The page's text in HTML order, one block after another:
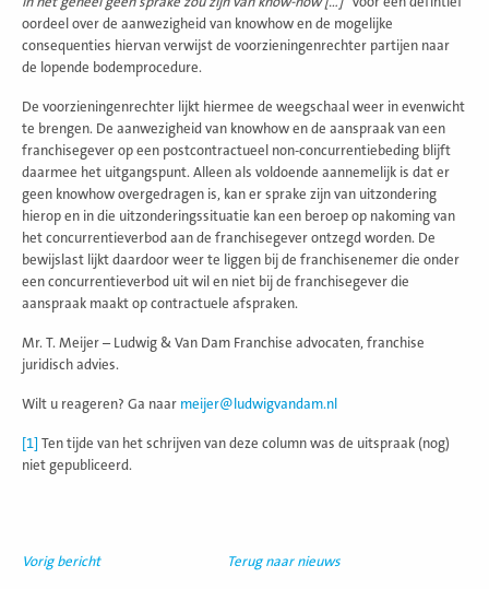
oordeel over de aanwezigheid van knowhow en de mogelijke
consequenties hiervan verwijst de voorzieningenrechter partijen naar
de lopende bodemprocedure.
De voorzieningenrechter lijkt hiermee de weegschaal weer in evenwicht
te brengen. De aanwezigheid van knowhow en de aanspraak van een
franchisegever op een postcontractueel non-concurrentiebeding blijft
daarmee het uitgangspunt. Alleen als voldoende aannemelijk is dat er
geen knowhow overgedragen is, kan er sprake zijn van uitzondering
hierop en in die uitzonderingssituatie kan een beroep op nakoming van
het concurrentieverbod aan de franchisegever ontzegd worden. De
bewijslast lijkt daardoor weer te liggen bij de franchisenemer die onder
een concurrentieverbod uit wil en niet bij de franchisegever die
aanspraak maakt op contractuele afspraken.
Mr. T. Meijer – Ludwig & Van Dam Franchise advocaten, franchise
juridisch advies.
Wilt u reageren? Ga naar meijer@ludwigvandam.nl
[1] Ten tijde van het schrijven van deze column was de uitspraak (nog)
niet gepubliceerd.
Vorig bericht Terug naar nieuws